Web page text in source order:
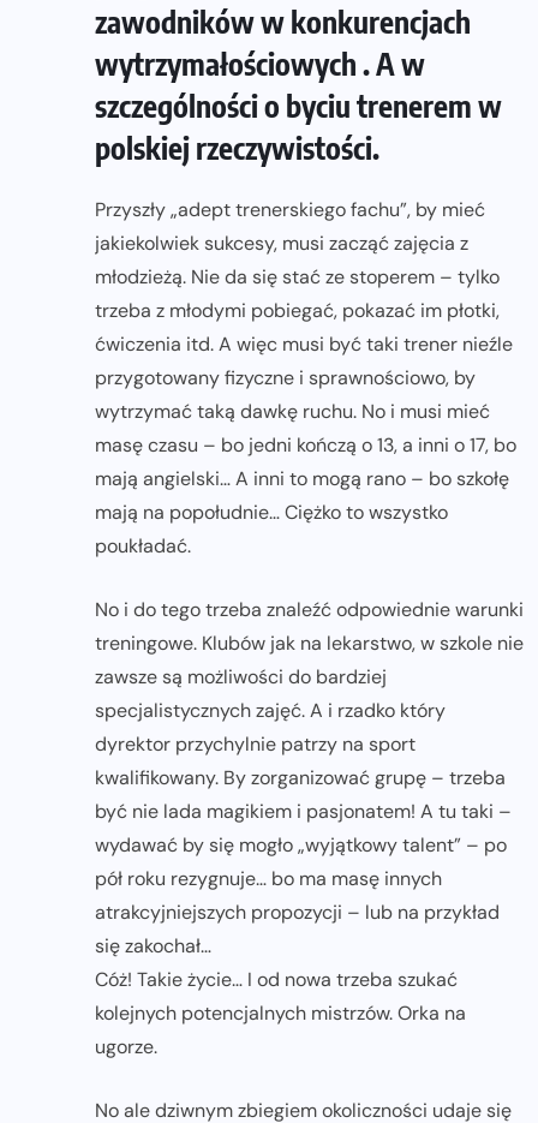
zawodników w konkurencjach
wytrzymałościowych . A w
szczególności o byciu trenerem w
polskiej rzeczywistości.
Przyszły „adept trenerskiego fachu”, by mieć
jakiekolwiek sukcesy, musi zacząć zajęcia z
młodzieżą. Nie da się stać ze stoperem – tylko
trzeba z młodymi pobiegać, pokazać im płotki,
ćwiczenia itd. A więc musi być taki trener nieźle
przygotowany fizyczne i sprawnościowo, by
wytrzymać taką dawkę ruchu. No i musi mieć
masę czasu – bo jedni kończą o 13, a inni o 17, bo
mają angielski… A inni to mogą rano – bo szkołę
mają na popołudnie… Ciężko to wszystko
poukładać.
No i do tego trzeba znaleźć odpowiednie warunki
treningowe. Klubów jak na lekarstwo, w szkole nie
zawsze są możliwości do bardziej
specjalistycznych zajęć. A i rzadko który
dyrektor przychylnie patrzy na sport
kwalifikowany. By zorganizować grupę – trzeba
być nie lada magikiem i pasjonatem! A tu taki –
wydawać by się mogło „wyjątkowy talent” – po
pół roku rezygnuje… bo ma masę innych
atrakcyjniejszych propozycji – lub na przykład
się zakochał…
Cóż! Takie życie… I od nowa trzeba szukać
kolejnych potencjalnych mistrzów. Orka na
ugorze.
No ale dziwnym zbiegiem okoliczności udaje się